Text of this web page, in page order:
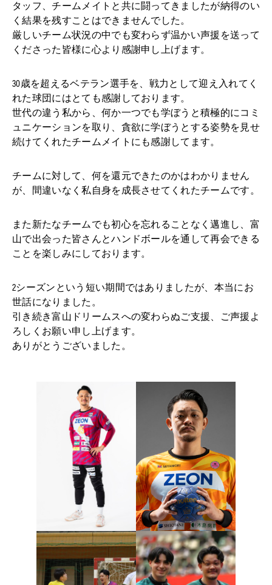
タッフ、チームメイトと共に闘ってきましたが納得のい
く結果を残すことはできませんでした。
厳しいチーム状況の中でも変わらず温かい声援を送って
くださった皆様に心より感謝申し上げます。
30歳を超えるベテラン選手を、戦力として迎え入れてく
れた球団にはとても感謝しております。
世代の違う私から、何か一つでも学ぼうと積極的にコミ
ュニケーションを取り、貪欲に学ぼうとする姿勢を見せ
続けてくれたチームメイトにも感謝してます。
チームに対して、何を還元できたのかはわかりません
が、間違いなく私自身を成長させてくれたチームです。
また新たなチームでも初心を忘れることなく邁進し、富
山で出会った皆さんとハンドボールを通して再会できる
ことを楽しみにしております。
2シーズンという短い期間ではありましたが、本当にお
世話になりました。
引き続き富山ドリームスへの変わらぬご支援、ご声援よ
ろしくお願い申し上げます。
ありがとうございました。